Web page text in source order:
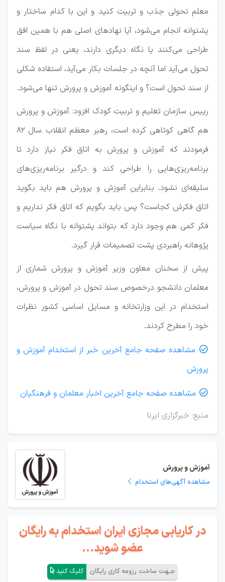
معلم تحولی جذب و تربیت کنید و این با کدام ساختار و
پشتوانه انجام می‌شود، آیا نهادهای اصلی هم با همین افق
طراحی می‌کنند یا نگاه دیگری دارند، یعنی در لفظ سند
تحول می‌آید اما آنچه در جلسات بکار می‌آید، استفاده شکلی
از سند تحول است؟ و اینگونه آموزش و پرورش تنها می‌شود.
رییس سازمان تعلیم و تربیت کودک افزود: آموزش و پرورش
هم گاهی کوتاهی کرده است، رهبر معظم انقلاب سال ۸۲
فرمودند که آموزش و پرورش به اتاق فکر نیاز دارد تا
برنامه‌ریزی‌هایی را طراحی کند و درگیر برنامه‌ریزی‌های
سلیقه‌ای نشود. بنابراین آموزش و پرورش هم باید بگوید
اتاق فکرش کجاست؟ پس باید بگویم که اتاق فکر نداریم و
فکر کمی هم وجود دارد که بتواند پشتوانه با نگاه سیاست
پژوهانه راهبردی پشت تصمیمات قرار گیرد.
پیش از سخنان معاون وزیر آموزش و پرورش شماری از
معلمان دانشجو درخصوص سند تحول در آموزش و پرورش،
استخدام در این وزارتخانه و مسایل اساسی کشور نظرات
خود را مطرح کردند.
 مشاهده صفحه جامع آخرین خبر از استخدام آموزش و
پرورش
 مشاهده صفحه جامع آخرین اخبار معلمان و فرهنگیان
منبع: خبرگزاری ایرنا
آموزش و پرورش
مشاهده آگهی‌های استخدام
در کاریابی مجازی ایران استخدام به رایگان
عضو شوید...
جـهت ساخت رزومه کاری رایگان کلیک کنید